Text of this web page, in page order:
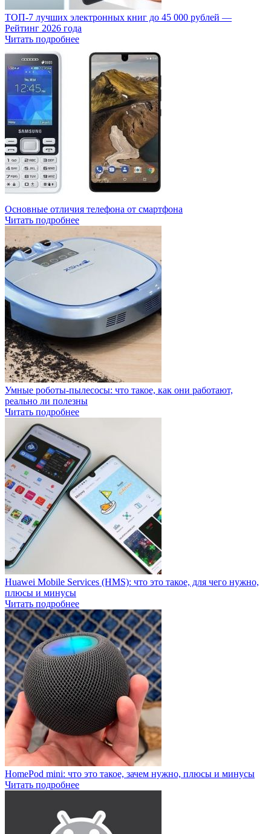
ТОП-7 лучших электронных книг до 45 000 рублей —
Рейтинг 2026 года
Читать подробнее
Основные отличия телефона от смартфона
Читать подробнее
Умные роботы-пылесосы: что такое, как они работают,
реально ли полезны
Читать подробнее
Huawei Mobile Services (HMS): что это такое, для чего нужно,
плюсы и минусы
Читать подробнее
HomePod mini: что это такое, зачем нужно, плюсы и минусы
Читать подробнее